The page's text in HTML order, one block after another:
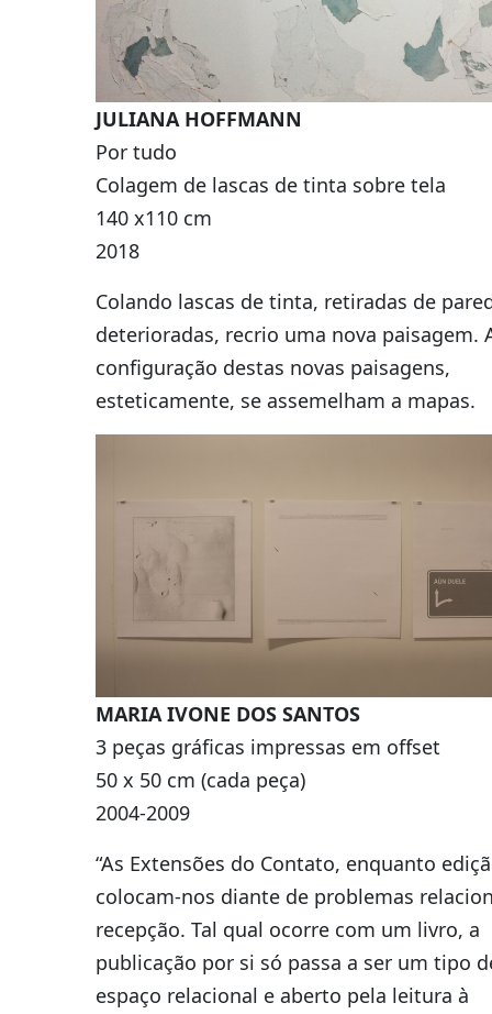
JULIANA HOFFMANN
Por tudo
Colagem de lascas de tinta sobre tela
140 x110 cm
2018
Colando lascas de tinta, retiradas de
deterioradas, recrio uma nova paisagem.
configuração destas novas paisagens,
esteticamente, se assemelham a mapas.
MARIA IVONE DOS SANTOS
3 peças gráficas impressas em offset
50 x 50 cm (cada peça)
2004-2009
“As Extensões do Contato, enquanto
colocam-nos diante de problemas
recepção. Tal qual ocorre com um livro, a
publicação por si só passa a ser um tipo
espaço relacional e aberto pela leitura à